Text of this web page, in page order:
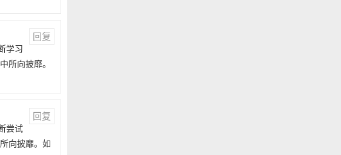
回复
学习
所向披靡。
回复
尝试
向披靡。如